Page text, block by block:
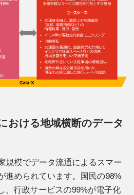
おける地域横断のデータ
規模でデータ流通によるスマー
進められています。国民の98%
、行政サービスの99%が電子化